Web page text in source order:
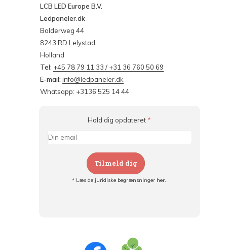
LCB LED Europe B.V.
Ledpaneler.dk
Bolderweg 44
8243 RD Lelystad
Holland
Tel: +45 78 79 11 33 / +31 36 760 50 69
E-mail: info@ledpaneler.dk
Whatsapp: +3136 525 14 44
Hold dig opdateret *
Tilmeld dig
* Læs de juridiske begrænsninger her.